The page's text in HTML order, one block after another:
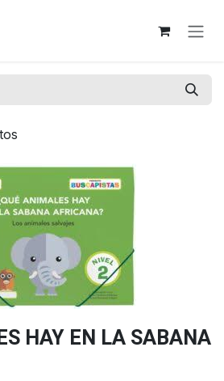
HAY EN LA SABANA